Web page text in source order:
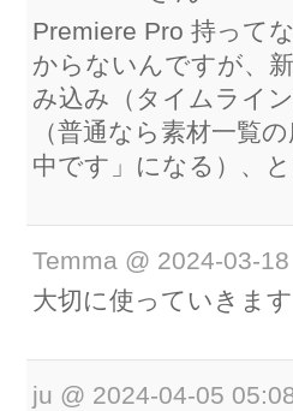
Premiere Pro 持って
からないんですが、
み込み（タイムライ
（普通なら素材一覧
中です」になる）、
Temma @ 2024-03-
大切に使っていきます
ju @ 2024-04-05